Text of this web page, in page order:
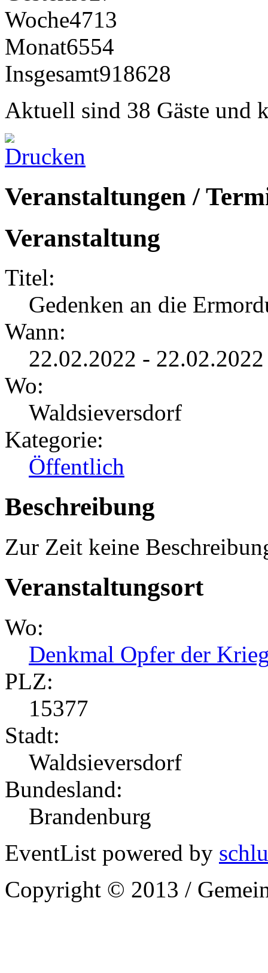
Woche4713
Monat6554
Insgesamt918628
Aktuell sind 38 Gäste und
Veranstaltungen /
Veranstaltung
Titel:
Gedenken an die
Wann:
22.02.2022 -
Wo:
Waldsieversdorf
Kategorie:
Öffentlich
Beschreibung
Zur Zeit keine
Veranstaltungsort
Wo:
Denkmal Opfer der
PLZ:
15377
Stadt:
Waldsieversdorf
Bundesland:
Brandenburg
EventList powered by
Copyright © 2013 /